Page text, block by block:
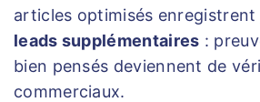
articles optimisés enregistrent
leads supplémentaires :
bien pensés deviennent de
commerciaux.